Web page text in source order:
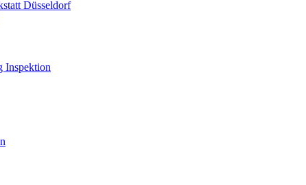
Düsseldorf
Inspektion